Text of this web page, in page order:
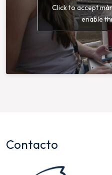
Click to accept
enable
Contacto